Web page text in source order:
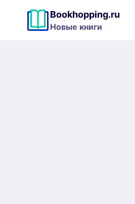
содержимому
Bookhopping.ru
Новые книги